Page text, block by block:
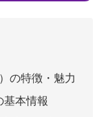
の特徴・魅力
基本情報